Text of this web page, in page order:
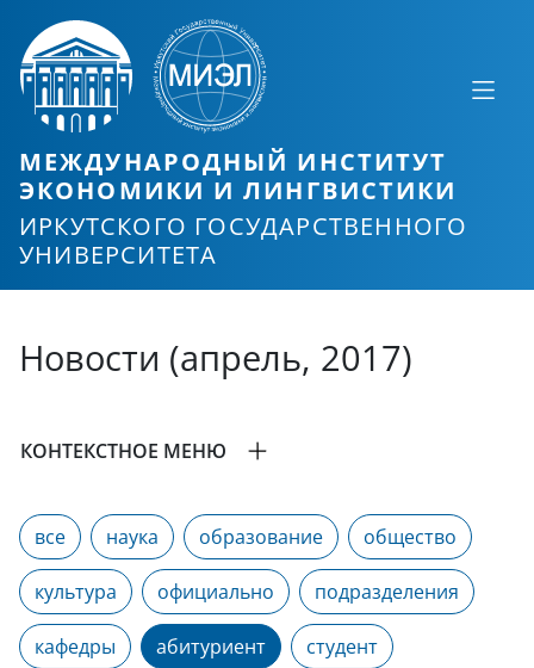
МЕЖДУНАРОДНЫЙ ИНСТИТУТ
ЭКОНОМИКИ И ЛИНГВИСТИКИ
ИРКУТСКОГО ГОСУДАРСТВЕННОГО
УНИВЕРСИТЕТА
Новости (апрель, 2017)
КОНТЕКСТНОЕ МЕНЮ
все наука образование общество
культура официально подразделения
кафедры абитуриент студент